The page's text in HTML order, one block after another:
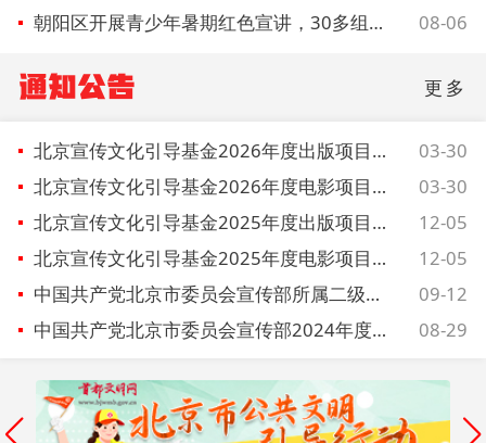
宣传思想文化人才
专题
资料库
+
朝阳区开展青少年暑期红色宣讲，30多组亲子家庭感悟峥嵘岁月
08-06
通知公告 更多
北京宣传文化引导基金2026年度出版项目征集公告
03-30
北京宣传文化引导基金2026年度电影项目征集公告
03-30
北京宣传文化引导基金2025年度出版项目拟资助项目名单公示公告
12-05
北京宣传文化引导基金2025年度电影项目拟资助项目名单公示公告
12-05
中国共产党北京市委员会宣传部所属二级预算单位2024年度决算
09-12
中国共产党北京市委员会宣传部2024年度部门决算信息公开
08-29